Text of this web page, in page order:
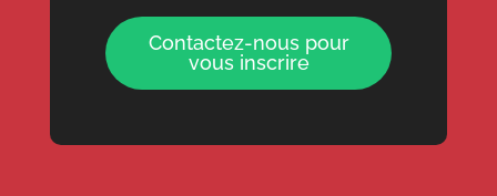
Contactez-nous pour
vous inscrire